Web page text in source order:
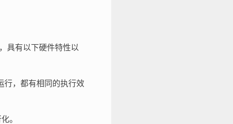
具有以下硬件特性以
行，都有相同的执行效
。